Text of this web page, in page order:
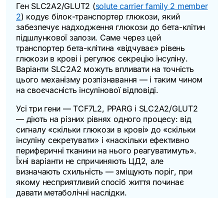
Ген SLC2A2/GLUT2 (solute carrier family 2 member
2) кодує білок-транспортер глюкози, який
забезпечує надходження глюкози до бета-клітин
підшлункової залози. Саме через цей
транспортер бета-клітина «відчуває» рівень
глюкози в крові і регулює секрецію інсуліну.
Варіанти SLC2A2 можуть впливати на точність
цього механізму розпізнавання — і таким чином
на своєчасність інсулінової відповіді.
Усі три гени —TCF7L2, PPARG і SLC2A2/GLUT2
— діють на різних рівнях одного процесу: від
сигналу «скільки глюкози в крові» до «скільки
інсуліну секретувати» і «наскільки ефективно
периферичні тканини на нього реагуватимуть».
Їхні варіанти не спричиняють ЦД2, але
визначають схильність — зміщують поріг, при
якому несприятливий спосіб життя починає
давати метаболічні наслідки.